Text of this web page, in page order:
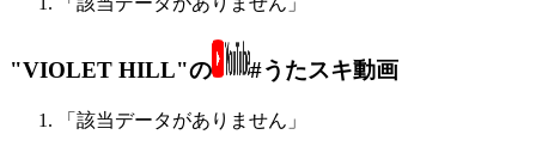
"VIOLET HILL"の #うたスキ動画
「該当データがありません」